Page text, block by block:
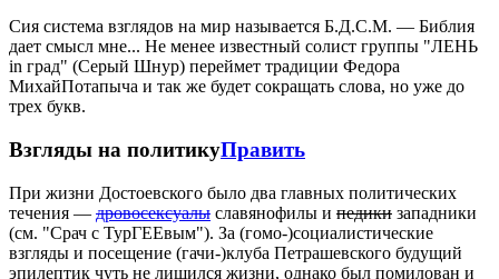
Сия система взглядов на мир называется Б.Д.С.М. — Библия
дает смысл мне... Не менее известный солист группы "ЛЕНЬ
in град" (Серый Шнур) переймет традиции Федора
МихайПотапыча и так же будет сокращать слова, но уже до
трех букв.
Взгляды на политикуПравить
При жизни Достоевского было два главных политических
течения — дровосексуалы славянофилы и педики западники
(см. "Срач с ТурГЕЕвым"). За (гомо-)социалистические
взгляды и посещение (гачи-)клуба Петрашевского будущий
эпилептик чуть не лишился жизни, однако был помилован и